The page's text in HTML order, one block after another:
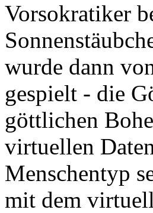
Vorsokratiker
wurde dann
gespielt - die
göttlichen
virtuellen
Menschentyp
mit dem